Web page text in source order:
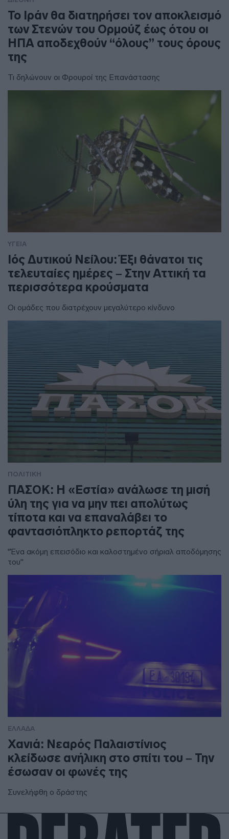
To Ιράν θα διατηρήσει τον αποκλεισμό
των Στενών του Ορμούζ έως ότου οι
ΗΠΑ αποδεχθούν “όλους” τους όρους
της
Τι δηλώνουν οι Φρουροί της Επανάστασης
ΥΓΕΙΑ
Ιός Δυτικού Νείλου: Έξι θάνατοι τις
τελευταίες ημέρες – Στην Αττική τα
περισσότερα κρούσματα
Οι ομάδες που διατρέχουν μεγαλύτερο κίνδυνο
ΠΟΛΙΤΙΚΗ
ΠΑΣΟΚ: Η «Εστία» ανάλωσε τη μισή
ύλη της για να μην πει απολύτως
τίποτα και να επαναλάβει το
φαντασιόπληκτο ρεπορτάζ της
"Ένα ακόμη επεισόδιο και καλοστημένο σήριαλ αποδόμησης
του"
ΕΛΛΑΔΑ
Χανιά: Νεαρός Παλαιστίνιος
κλείδωσε ανήλικη στο σπίτι του – Την
έσωσαν οι φωνές της
Συνελήφθη ο δράστης